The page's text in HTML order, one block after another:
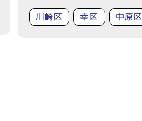
川崎区 幸区 中原区